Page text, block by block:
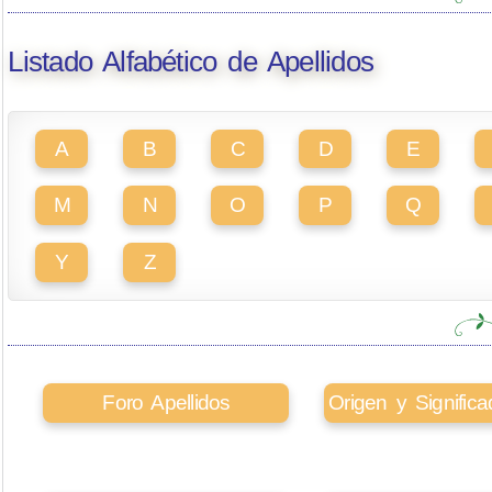
Listado Alfabético de Apellidos
A B C D E
M N O P Q
Y Z
Foro Apellidos Origen y